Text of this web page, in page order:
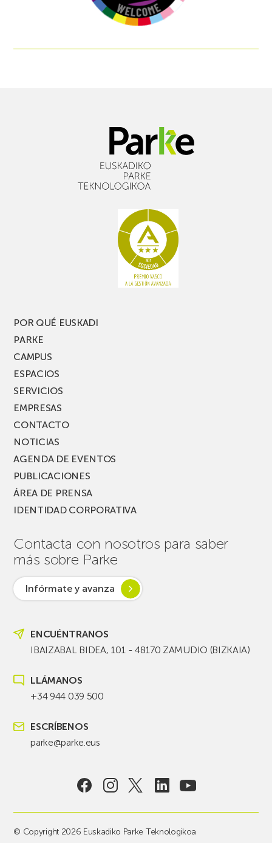
POR QUÉ EUSKADI
PARKE
CAMPUS
ESPACIOS
SERVICIOS
EMPRESAS
CONTACTO
NOTICIAS
AGENDA DE EVENTOS
PUBLICACIONES
ÁREA DE PRENSA
IDENTIDAD CORPORATIVA
Contacta con nosotros para saber
más sobre Parke
Infórmate y avanza
ENCUÉNTRANOS
IBAIZABAL BIDEA, 101 - 48170 ZAMUDIO (BIZKAIA)
LLÁMANOS
+34 944 039 500
ESCRÍBENOS
parke@parke.eus
© Copyright 2026 Euskadiko Parke Teknologikoa